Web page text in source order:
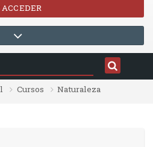
ACCEDER
Cursos Naturaleza